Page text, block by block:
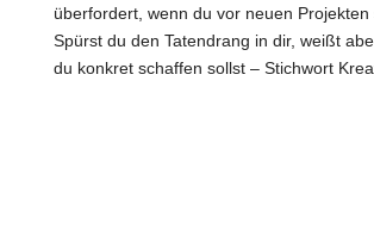
überfordert, wenn du vor neuen Projekten
Spürst du den Tatendrang in dir, weißt
du konkret schaffen sollst – Stichwort